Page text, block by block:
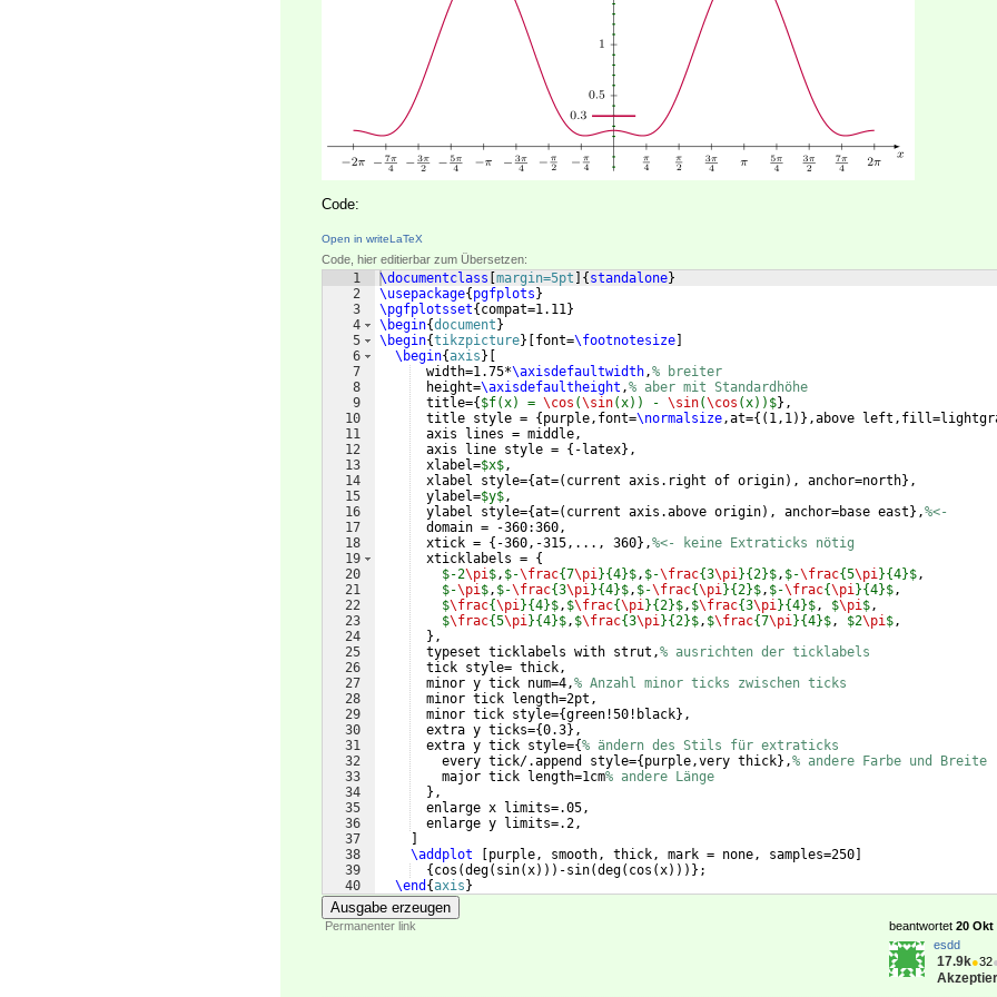
Code:
Open in writeLaTeX
Code, hier editierbar zum Übersetzen:
1
2
3
4
5
6
7
8
9
10
11
12
13
14
15
16
17
18
19
20
21
22
23
24
25
26
27
28
29
30
31
32
33
34
35
36
37
38
39
40
41
\documentclass margin=5pt { standalone}
\usepackage{ pgfplots }
\pgfplotsset{ compat=1.11}
\begin{document }
\begin{tikzpicture} font=\footnotesize
\begin{axis }
  width=1.75*
\axisdefaultwidth,% breiter
  height=
\axisdefaultheight ,% aber mit Standardhöhe
  title=
{ $f(x) = \cos (\sin(x)) - \sin(\cos (x))$} ,
  title style =
{ purple,font=\normalsize,at={( 1,1)} ,above
  axis lines = middle,
  axis line style =
{ -latex} ,
  xlabel=
$x$,
  xlabel style=
{at=( current axis.right of origin) , anchor=north} ,
  ylabel=
$y$,
  ylabel style=
{at=( current axis.above origin) , anchor=base east } ,%<-
  domain = -360:360,
  xtick =
{ -360,-315,..., 360} ,%<- keine Extraticks nötig
  xticklabels =
{
$-2\pi$, $-\frac{7\pi}{4}$, $-\frac{3\pi}{2}$, $-\frac{5\pi}{4}$,
$-\pi$, $-\frac{3\pi}{4}$, $-\frac{\pi}{2}$, $-\frac{\pi}{4}$,
$\frac{\pi}{4}$, $\frac{\pi}{2}$, $\frac{3\pi}{4}$, $\pi$,
$\frac{5\pi}{4}$, $\frac{3\pi}{2}$, $\frac{7\pi}{4}$, $2\pi$,
} ,
  typeset ticklabels with strut,
% ausrichten der ticklabels
  tick style= thick,
  minor y tick num=4,
% Anzahl minor ticks zwischen ticks
  minor tick length=2pt,
  minor tick style=
{green!50!black} ,
  extra y ticks=
{0.3} ,
  extra y tick style=
{% ändern des Stils für extraticks
    every tick/.append style=
{ purple,very thick} ,% andere Farbe und Breite
    major tick length=1cm
% andere Länge
} ,
  enlarge x limits=.05,
  enlarge y limits=.2,
\addplot
purple, smooth, thick, mark = none, samples=250
{ cos (deg( sin(x))) -sin(deg( cos (x)))} ;
\end {axis }
\end{tikzpicture
Ausgabe erzeugen
Permanenter link beantwortet 20 Okt
esdd
17.9k●32